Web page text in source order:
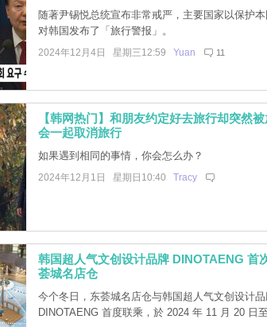
随著尹锡悦总统宣布非常戒严，主要国家以保护本
对韩国发布了「旅行警报」。
2024年12月4日 星期三12:59 Yuan 11
【韩网热门】和朋友约定好去旅行却突然
会一起取消旅行
如果遇到相同的事情，你会怎么办？
2024年12月1日 星期日10:40 Tracy
韩国超人气文创设计品牌 DINOTAENG 首
荟城名店仓
今个冬日，东荟城名店仓与韩国超人气文创设计品
DINOTAENG 首度联乘，於 2024 年 11 月 20 日